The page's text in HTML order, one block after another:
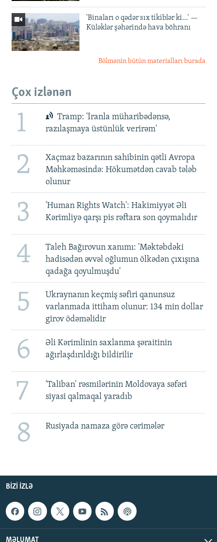
'Binaları o qədər sıx tikiblər ki...' —
Küləklər şəhərində hava böhranı
Bölmənin bütün materialları burada
Çox izlənən
1
Tramp: 'İranla müharibədənsə,
razılaşmaya üstünlük verirəm'
2
Xaçmaz bazarının sahibinin qətli Avropa
Məhkəməsində: Hökumətdən cavab tələb
olunur
3
'Human Rights Watch': Hakimiyyət Əli
Kərimliyə qarşı pis rəftara son qoymalıdır
4
Taleh Bağırovun xanımı: 'Məktəbdəki
hadisədən əvvəl oğlumun ölkədən çıxışına
qadağa qoyulmuşdu'
5
Ukraynanın keçmiş səfiri qanunsuz
varlanmada ittiham olunur: 134 min dollar
girov ödəməlidir
6
Əli Kərimlinin saxlanma şəraitinin
ağırlaşdırıldığı bildirilir
7
'Taliban' rəsmilərinin Moldovaya səfəri
siyasi qalmaqal yaradıb
8 Rusiyada namaza görə cərimələr
BIZI IZLƏ
MƏLUMAT